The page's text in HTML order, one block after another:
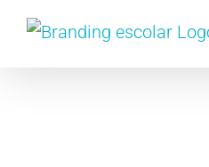
Skip